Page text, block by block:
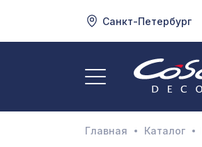
Санкт-Петербург
Главная Каталог